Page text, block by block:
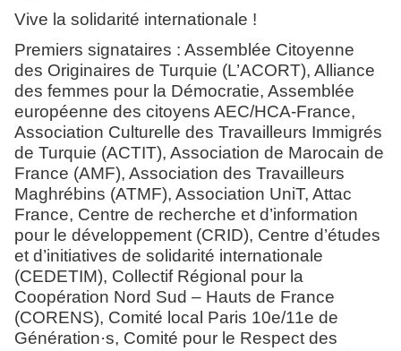
Vive la solidarité internationale !
Premiers signataires : Assemblée Citoyenne
des Originaires de Turquie (L’ACORT), Alliance
des femmes pour la Démocratie, Assemblée
européenne des citoyens AEC/HCA-France,
Association Culturelle des Travailleurs Immigrés
de Turquie (ACTIT), Association de Marocain de
France (AMF), Association des Travailleurs
Maghrébins (ATMF), Association UniT, Attac
France, Centre de recherche et d’information
pour le développement (CRID), Centre d’études
et d’initiatives de solidarité internationale
(CEDETIM), Collectif Régional pour la
Coopération Nord Sud – Hauts de France
(CORENS), Comité local Paris 10e/11e de
Génération·s, Comité pour le Respect des